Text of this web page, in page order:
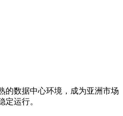
数据中心环境，成为亚洲市场
运行。